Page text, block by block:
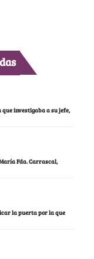
que investigaba a su jefe,
Fda. Carrascal,
la puerta por la que